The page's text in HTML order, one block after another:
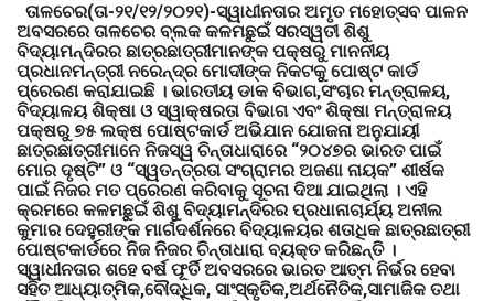
ତାଳଚେର(ତା-୨୧/୧୨/୨୦୨୧)-ସ୍ୱାଧୀନତାର ଅମୃତ ମହୋତ୍ସବ ପାଳନ
ଅବସରରେ ତାଳଚେର ବ୍ଲକ କଳମଛୁଇଁ ସରସ୍ୱତୀ ଶିଶୁ
ବିଦ୍ୟାମନ୍ଦିରର ଛାତ୍ରଛାତ୍ରୀମାନଙ୍କ ପକ୍ଷରୁ ମାନନୀୟ
ପ୍ରଧାନମନ୍ତ୍ରୀ ନରେନ୍ଦ୍ର ମୋଦୀଙ୍କ ନିକଟକୁ ପୋଷ୍ଟ କାର୍ଡ
ପ୍ରେରଣ କରାଯାଇଛି । ଭାରତୀୟ ଡାକ ବିଭାଗ,ସଂଚାର ମନ୍ତ୍ରାଳୟ,
ବିଦ୍ୟାଳୟ ଶିକ୍ଷା ଓ ସ୍ୱାକ୍ଷରତା ବିଭାଗ ଏବଂ ଶିକ୍ଷା ମନ୍ତ୍ରାଳୟ
ପକ୍ଷରୁ ୭୫ ଲକ୍ଷ ପୋଷ୍ଟକାର୍ଡ ଅଭିଯାନ ଯୋଜନା ଅନୁଯାୟୀ
ଛାତ୍ରଛାତ୍ରୀମାନେ ନିଜସ୍ୱ ଚିନ୍ତାଧାରାରେ “୨୦୪୭ର ଭାରତ ପାଇଁ
ମୋର ଦୃଷ୍ଟି” ଓ “ସ୍ୱତନ୍ତ୍ରତା ସଂଗ୍ରାମର ଅଜଣା ନାୟକ” ଶୀର୍ଷକ
ପାଇଁ ନିଜର ମତ ପ୍ରେରଣ କରିବାକୁ ସୂଚନା ଦିଆ ଯାଇଥିଲା । ଏହି
କ୍ରମରେ କଳମଛୁଇଁ ଶିଶୁ ବିଦ୍ୟାମନ୍ଦିରର ପ୍ରଧାନାଚାର୍ଯ୍ୟ ଅନୀଲ
କୁମାର ଦେହୁରୀଙ୍କ ମାର୍ଗଦର୍ଶନରେ ବିଦ୍ୟାଳୟର ଶତାଧିକ ଛାତ୍ରଛାତ୍ରୀ
ପୋଷ୍ଟକାର୍ଡରେ ନିଜ ନିଜର ଚିନ୍ତାଧାରା ବ୍ୟକ୍ତ କରିଛନ୍ତି ।
ସ୍ୱାଧୀନତାର ଶହେ ବର୍ଷ ଫୂର୍ତି ଅବସରରେ ଭାରତ ଆତ୍ମ ନିର୍ଭର ହେବା
ସହିତ ଆଧ୍ୟାତ୍ମିକ,ବୌଦ୍ଧିକ, ସାଂସ୍କୃତିକ,ଅର୍ଥନୈତିକ,ସାମାଜିକ ତଥା